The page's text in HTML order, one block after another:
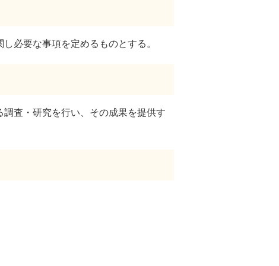
必要な事項を定めるものとする。
査・研究を行い、その成果を提供す